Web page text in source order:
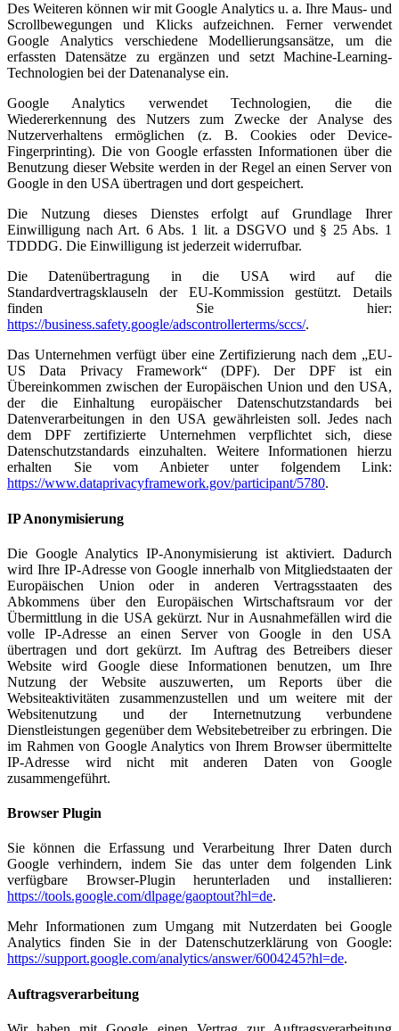
Des Weiteren können wir mit Google Analytics u. a. Ihre Maus- und
Scrollbewegungen und Klicks aufzeichnen. Ferner verwendet
Google Analytics verschiedene Modellierungsansätze, um die
erfassten Datensätze zu ergänzen und setzt Machine-Learning-
Technologien bei der Datenanalyse ein.
Google Analytics verwendet Technologien, die die
Wiedererkennung des Nutzers zum Zwecke der Analyse des
Nutzerverhaltens ermöglichen (z. B. Cookies oder Device-
Fingerprinting). Die von Google erfassten Informationen über die
Benutzung dieser Website werden in der Regel an einen Server von
Google in den USA übertragen und dort gespeichert.
Die Nutzung dieses Dienstes erfolgt auf Grundlage Ihrer
Einwilligung nach Art. 6 Abs. 1 lit. a DSGVO und § 25 Abs. 1
TDDDG. Die Einwilligung ist jederzeit widerrufbar.
Die Datenübertragung in die USA wird auf die
Standardvertragsklauseln der EU-Kommission gestützt. Details
finden Sie hier:
https://business.safety.google/adscontrollerterms/sccs/.
Das Unternehmen verfügt über eine Zertifizierung nach dem „EU-
US Data Privacy Framework“ (DPF). Der DPF ist ein
Übereinkommen zwischen der Europäischen Union und den USA,
der die Einhaltung europäischer Datenschutzstandards bei
Datenverarbeitungen in den USA gewährleisten soll. Jedes nach
dem DPF zertifizierte Unternehmen verpflichtet sich, diese
Datenschutzstandards einzuhalten. Weitere Informationen hierzu
erhalten Sie vom Anbieter unter folgendem Link:
https://www.dataprivacyframework.gov/participant/5780.
IP Anonymisierung
Die Google Analytics IP-Anonymisierung ist aktiviert. Dadurch
wird Ihre IP-Adresse von Google innerhalb von Mitgliedstaaten der
Europäischen Union oder in anderen Vertragsstaaten des
Abkommens über den Europäischen Wirtschaftsraum vor der
Übermittlung in die USA gekürzt. Nur in Ausnahmefällen wird die
volle IP-Adresse an einen Server von Google in den USA
übertragen und dort gekürzt. Im Auftrag des Betreibers dieser
Website wird Google diese Informationen benutzen, um Ihre
Nutzung der Website auszuwerten, um Reports über die
Websiteaktivitäten zusammenzustellen und um weitere mit der
Websitenutzung und der Internetnutzung verbundene
Dienstleistungen gegenüber dem Websitebetreiber zu erbringen. Die
im Rahmen von Google Analytics von Ihrem Browser übermittelte
IP-Adresse wird nicht mit anderen Daten von Google
zusammengeführt.
Browser Plugin
Sie können die Erfassung und Verarbeitung Ihrer Daten durch
Google verhindern, indem Sie das unter dem folgenden Link
verfügbare Browser-Plugin herunterladen und installieren:
https://tools.google.com/dlpage/gaoptout?hl=de.
Mehr Informationen zum Umgang mit Nutzerdaten bei Google
Analytics finden Sie in der Datenschutzerklärung von Google:
https://support.google.com/analytics/answer/6004245?hl=de.
Auftragsverarbeitung